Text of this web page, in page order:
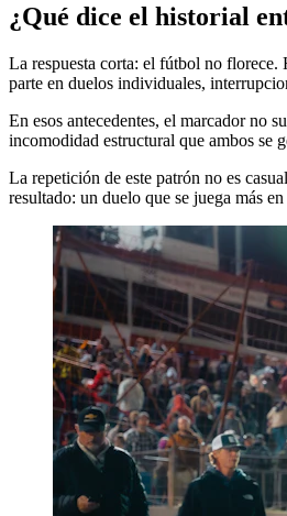
¿Qué dice el historial
La respuesta corta: el fútbol no florece.
parte en duelos individuales,
En esos antecedentes, el marcador no
incomodidad estructural que ambos se
La repetición de este patrón no es
resultado: un duelo que se juega más